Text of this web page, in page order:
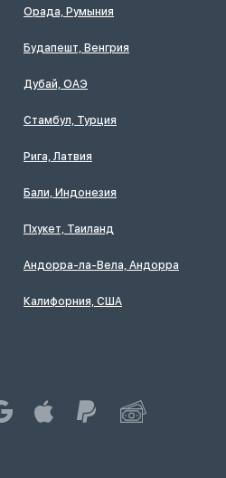
Орада, Румыния
Будапешт, Венгрия
Дубай, ОАЭ
Стамбул, Турция
Рига, Латвия
Бали, Индонезия
Пхукет, Таиланд
Андорра-ла-Вела, Андорра
Калифорния, США